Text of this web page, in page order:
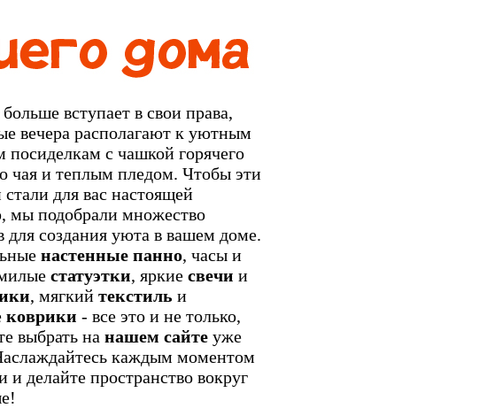
вступает в свои права,
вечера располагают к уютным
с чашкой горячего
чая и теплым пледом. Чтобы эти
для вас настоящей
мы подобрали множество
для создания уюта в вашем доме.
настенные панно, часы и
статуэтки, яркие свечи и
, мягкий текстиль и
коврики - все это и не только,
выбрать на нашем сайте уже
каждым моментом
и делайте пространство вокруг